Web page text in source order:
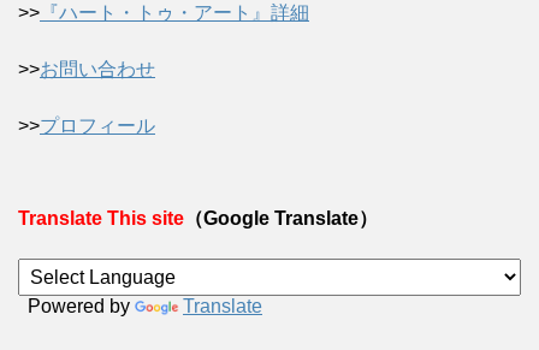
>> 『ハート・トゥ・アート』詳細
>>お問い合わせ
>>プロフィール
Translate This site （Google Translate）
Powered by Translate